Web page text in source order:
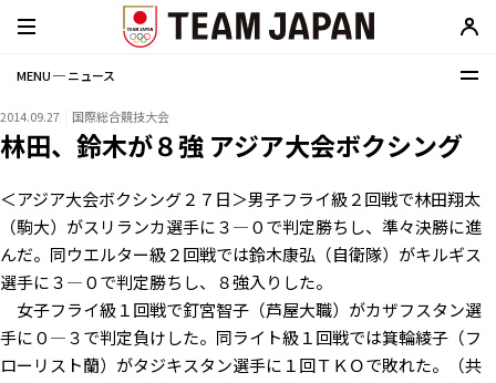
MENU ─ ニュース
2014.09.27 国際総合競技大会
林田、鈴木が８強 アジア大会ボクシング
＜アジア大会ボクシング２７日＞男子フライ級２回戦で林田翔太
（駒大）がスリランカ選手に３―０で判定勝ちし、準々決勝に進
んだ。同ウエルター級２回戦では鈴木康弘（自衛隊）がキルギス
選手に３―０で判定勝ちし、８強入りした。
女子フライ級１回戦で釘宮智子（芦屋大職）がカザフスタン選
手に０―３で判定負けした。同ライト級１回戦では箕輪綾子（フ
ローリスト蘭）がタジキスタン選手に１回ＴＫＯで敗れた。（共